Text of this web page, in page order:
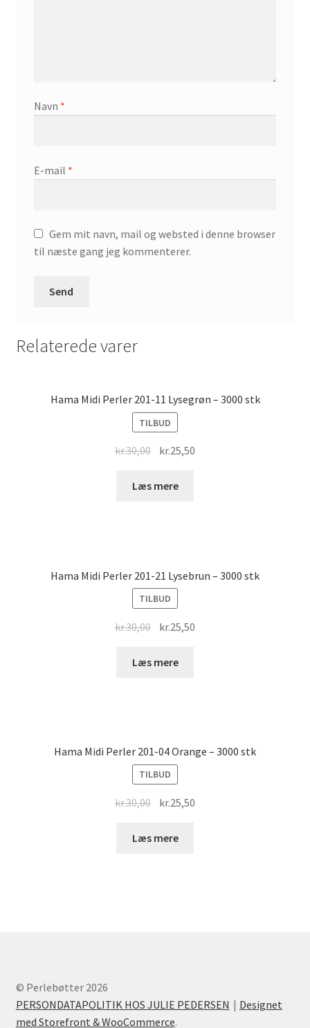
Navn *
E-mail *
Gem mit navn, mail og websted i denne browser
til næste gang jeg kommenterer.
Relaterede varer
Hama Midi Perler 201-11 Lysegrøn – 3000 stk
TILBUD
kr.30,00 Original
was:
kr.25,50
Læs mere
Hama Midi Perler 201-21 Lysebrun – 3000 stk
TILBUD
kr.30,00 Original
was:
kr.25,50
Læs mere
Hama Midi Perler 201-04 Orange – 3000 stk
TILBUD
kr.30,00 Original
was:
kr.25,50
Læs mere
© Perlebøtter 2026
PERSONDATAPOLITIK HOS JULIE PEDERSEN
Designet
med Storefront & WooCommerce.